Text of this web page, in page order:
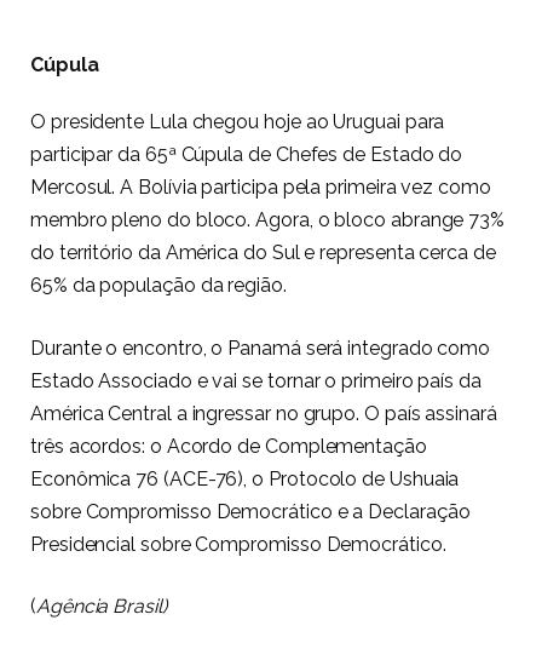
Cúpula
O presidente Lula chegou hoje ao Uruguai para
participar da 65ª Cúpula de Chefes de Estado do
Mercosul. A Bolívia participa pela primeira vez como
membro pleno do bloco. Agora, o bloco abrange 73%
do território da América do Sul e representa cerca de
65% da população da região.
Durante o encontro, o Panamá será integrado como
Estado Associado e vai se tornar o primeiro país da
América Central a ingressar no grupo. O país assinará
três acordos: o Acordo de Complementação
Econômica 76 (ACE-76), o Protocolo de Ushuaia
sobre Compromisso Democrático e a Declaração
Presidencial sobre Compromisso Democrático.
(Agência Brasil)